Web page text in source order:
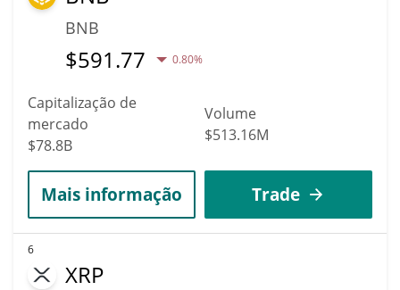
BNB
$591.77 0.80%
Capitalização de
mercado
$78.8B
Volume
$513.16M
Mais informação Trade
6
XRP